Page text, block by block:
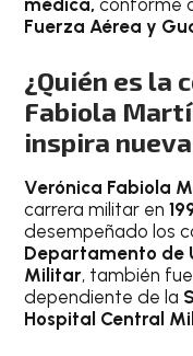
médica,conforme
Fuerza Aérea y
¿Quién es la
Fabiola
inspira
Verónica Fabiola
carrera militar en
desempeñado los
Departamento de
Militar, también
dependiente de la
Hospital Central